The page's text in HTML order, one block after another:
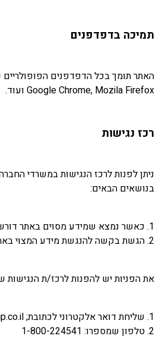
תמיכה בדפדפנים
Google Chrome, Mozila Firefox ועוד.
רכז נגישות
ניתן לפנות לרכז הנגישות במשרדי
בנושאים הבאים:
1. כאשר נמצא שמידע מסוים באתר דורש התאמות נגישות נוספות;
2. הגשת בקשה להנגשת מידע המצוי באתר ואינו מחויב בהנגשה.
את הפניות יש להפנות לרכז/ת הנגישות
1. שליחת דואר אלקטרוני לכתובת; yuval@isa-group.co.il
2. טלפון שמספרו: 1-800-224541